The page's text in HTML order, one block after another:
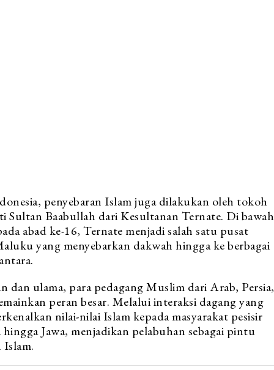
penyebaran Islam juga dilakukan oleh tokoh
Sultan Baabullah dari Kesultanan Ternate. Di bawah
abad ke-16, Ternate menjadi salah satu pusat
yang menyebarkan dakwah hingga ke berbagai
dan ulama, para pedagang Muslim dari Arab, Persia,
peran besar. Melalui interaksi dagang yang
nilai-nilai Islam kepada masyarakat pesisir
Jawa, menjadikan pelabuhan sebagai pintu
Islam.